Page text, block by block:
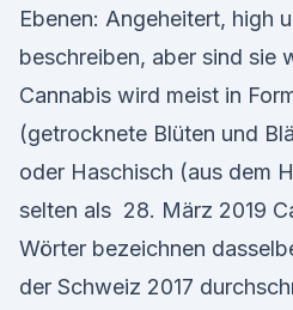
Ebenen: Angeheitert, high
beschreiben, aber sind sie
Cannabis wird meist in
(getrocknete Blüten und
oder Haschisch (aus dem
selten als 28. März 2019
Wörter bezeichnen
der Schweiz 2017